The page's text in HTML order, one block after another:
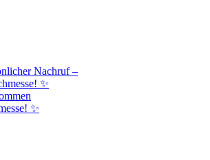
Nachruf –
✨
✨